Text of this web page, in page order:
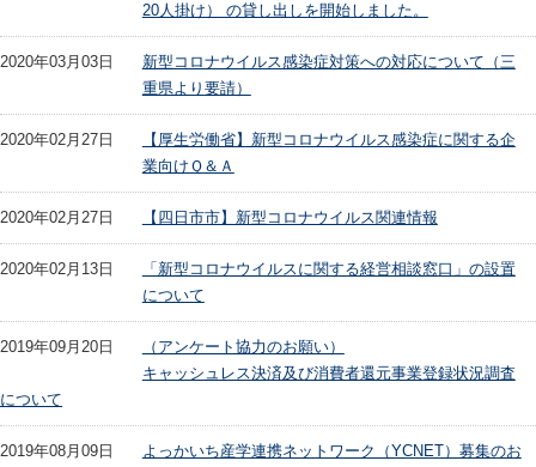
20人掛け） の貸し出しを開始しました。
2020年03月03日
新型コロナウイルス感染症対策への対応について（三
重県より要請）
2020年02月27日
【厚生労働省】新型コロナウイルス感染症に関する企
業向けＱ＆Ａ
2020年02月27日 【四日市市】新型コロナウイルス関連情報
2020年02月13日
「新型コロナウイルスに関する経営相談窓口」の設置
について
2019年09月20日
（アンケート協力のお願い）
キャッシュレス決済及び消費者還元事業登録状況調査
について
2019年08月09日
よっかいち産学連携ネットワーク（YCNET）募集のお